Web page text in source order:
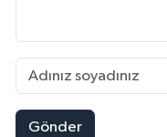
Gönder